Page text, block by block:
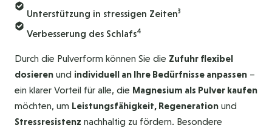
Unterstützung in stressigen Zeiten3
Verbesserung des Schlafs4
Durch die Pulverform können Sie die Zufuhr flexibel
dosieren und individuell an Ihre Bedürfnisse anpassen –
ein klarer Vorteil für alle, die Magnesium als Pulver kaufen
möchten, um Leistungsfähigkeit, Regeneration und
Stressresistenz nachhaltig zu fördern. Besondere